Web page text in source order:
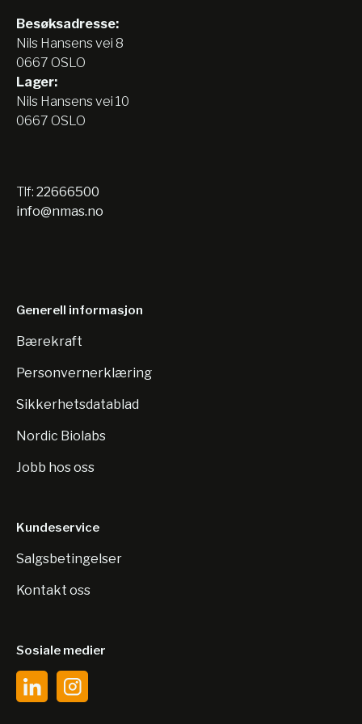
Besøksadresse:
Nils Hansens vei 8
0667 OSLO
Lager:
Nils Hansens vei 10
0667 OSLO
Tlf: 22666500
info@nmas.no
Generell informasjon
Bærekraft
Personvernerklæring
Sikkerhetsdatablad
Nordic Biolabs
Jobb hos oss
Kundeservice
Salgsbetingelser
Kontakt oss
Sosiale medier